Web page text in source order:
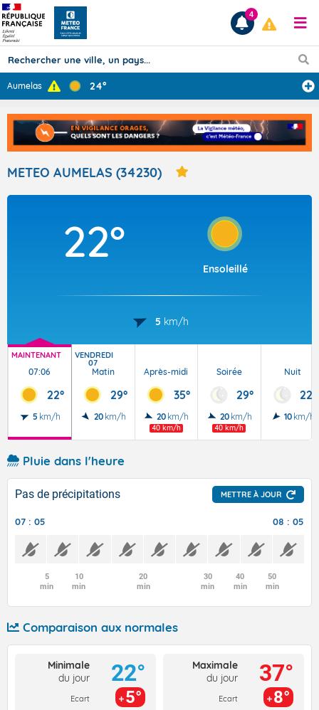
Prévisions
TOUS LES RÉSULTATS
Articles
4
Aumelas 24°
METEO AUMELAS (34230)
22°
Ensoleillé
5 km/h
MAINTENANT
07:06
22°
5 km/h
VENDREDI
07
Matin
29°
20 km/h
Après-midi
35°
20 km/h
40 km/h
Soirée
29°
20 km/h
40 km/h
Nuit
22°
10 km/h
Pluie dans l'heure
Pas de précipitations METTRE À JOUR
07 : 05 08 : 05
5
min
10
min
20
min
30
min
40
min
50
min
Comparaison aux normales
Minimale
du jour
Ecart
22°
5°
Maximale
du jour
Ecart
37°
8°